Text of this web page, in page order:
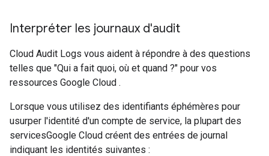
Interpréter les journaux d'audit
Cloud Audit Logs vous aident à répondre à des questions
telles que "Qui a fait quoi, où et quand ?" pour vos
ressources Google Cloud .
Lorsque vous utilisez des identifiants éphémères pour
usurper l'identité d'un compte de service, la plupart des
servicesGoogle Cloud créent des entrées de journal
indiquant les identités suivantes :